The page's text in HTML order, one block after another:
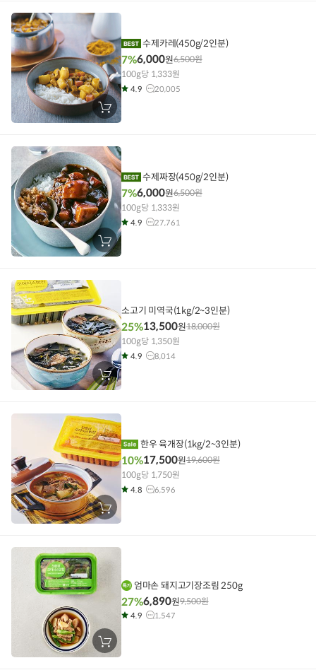
에
장
바
에
담
기
수제카레(450g/2인분)
7%6,000원6,500원
100g당 1,333원
4.9 20,005
장
바
수제짜장(450g/2인분)
7%6,000원6,500원
100g당 1,333원
4.9 27,761
장
바
에
담
기
소고기 미역국(1kg/2~3인분)
25%13,500원18,000원
100g당 1,350원
4.9 8,014
장
바
에
기
한우 육개장(1kg/2~3인분)
10%17,500원19,600원
100g당 1,750원
4.8 6,596
장
바
엄마손 돼지고기장조림 250g
27%6,890원9,500원
4.9 1,547